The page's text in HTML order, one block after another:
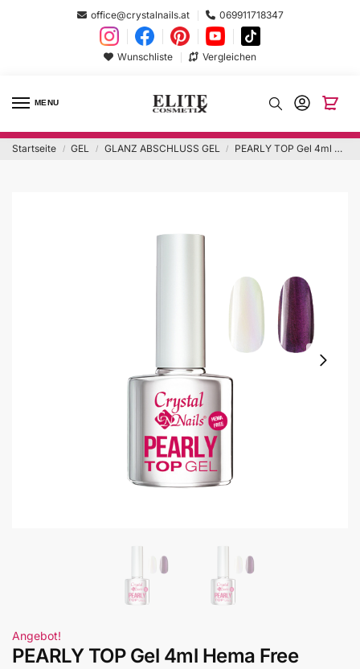
office@crystalnails.at 069911718347
Wunschliste Vergleichen
MENU
Startseite / GEL / GLANZ ABSCHLUSS GEL / PEARLY TOP Gel 4ml Hema Free
Angebot!
PEARLY TOP Gel 4ml Hema Free